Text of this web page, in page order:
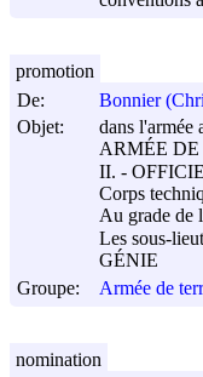
De:
Bonnier
Objet:
dans l'armée
ARMÉE DE
II. -
Corps
Au grade de
Les sous-
GÉNIE
Groupe:
Armée de
promotion
nomination